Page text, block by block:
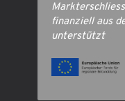
finanziell aus
unterstützt